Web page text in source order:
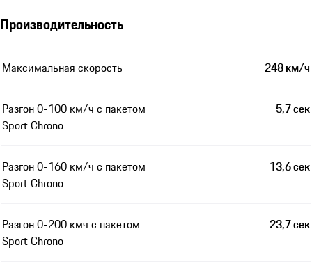
Производительность
Максимальная скорость 248 км/ч
Разгон 0-100 км/ч с пакетом
Sport Chrono
5,7 сек
Разгон 0-160 км/ч с пакетом
Sport Chrono
13,6 сек
Разгон 0-200 кмч с пакетом
Sport Chrono
23,7 сек